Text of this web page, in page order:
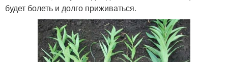
будет болеть и долго приживаться.